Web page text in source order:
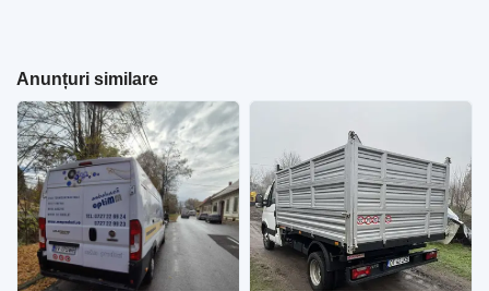
Anunțuri similare